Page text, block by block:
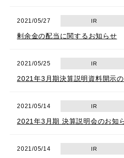
2021/05/27 IR
剰余金の配当に関するお知らせ
2021/05/25 IR
2021年3月期決算説明資料開示
2021/05/14 IR
2021年3月期 決算説明会のお知
2021/05/14 IR